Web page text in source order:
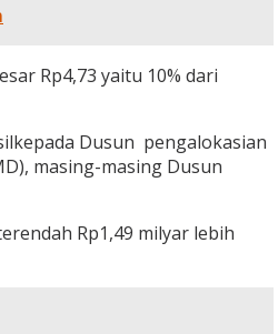
Rp4,73 yaitu 10% dari
Dusun pengalokasian
masing-masing Dusun
Rp1,49 milyar lebih